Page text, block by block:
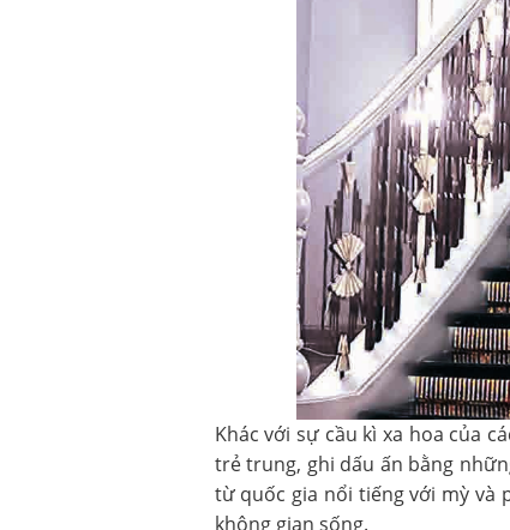
Khác với sự cầu kì xa hoa của
trẻ trung, ghi dấu ấn bằng
từ quốc gia nổi tiếng với mỳ và
không gian sống.